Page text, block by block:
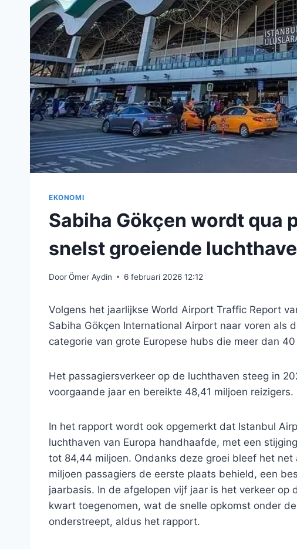
EKONOMI
Sabiha Gökçen wordt qua
snelst groeiende
DoorÖmer Aydin 6 februari 2026 12:12
Volgens het jaarlijkse World Airport Traffic Report
Sabiha Gökçen International Airport naar voren als
categorie van grote Europese hubs die meer dan
Het passagiersverkeer op de luchthaven steeg in
voorgaande jaar en bereikte 48,41 miljoen reizigers.
In het rapport wordt ook opgemerkt dat Istanbul
luchthaven van Europa handhaafde, met een
tot 84,44 miljoen. Ondanks deze groei bleef het
miljoen passagiers de eerste plaats behield, een
jaarbasis. In de afgelopen vijf jaar is het verkeer op
kwart toegenomen, wat de snelle opkomst onder
onderstreept, aldus het rapport.